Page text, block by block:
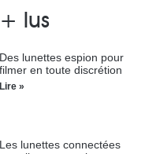
lus
Des lunettes espion pour
filmer en toute discrétion
Lire »
Les lunettes connectées